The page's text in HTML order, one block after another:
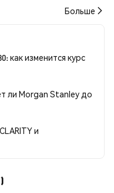
Больше
как изменится курс
ли Morgan Stanley до
и